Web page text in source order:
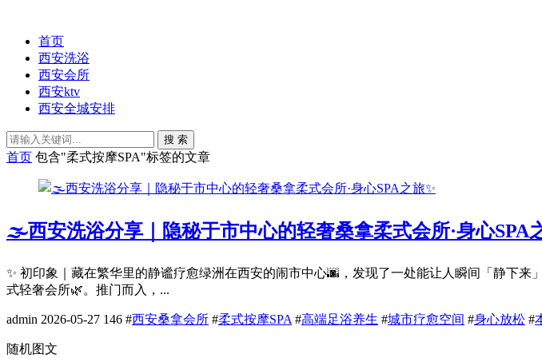
首页
西安洗浴
西安会所
西安ktv
西安全城安排
搜 索
首页 包含"柔式按摩SPA"标签的文章
🌫️西安洗浴分享｜隐秘于市中心的轻奢桑拿柔式会所·身心SPA
✨ 初印象｜藏在繁华里的静谧疗愈绿洲在西安的闹市中心🌆，发现了一处能让人瞬间「静下
式轻奢会所🌿。推门而入，...
admin 2026-05-27 146 #西安桑拿会所 #柔式按摩SPA #高端足浴养生 #城市疗愈空间 #身心放松 #
随机图文